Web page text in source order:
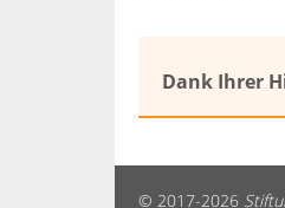
Dank Ihrer
© 2017-2026